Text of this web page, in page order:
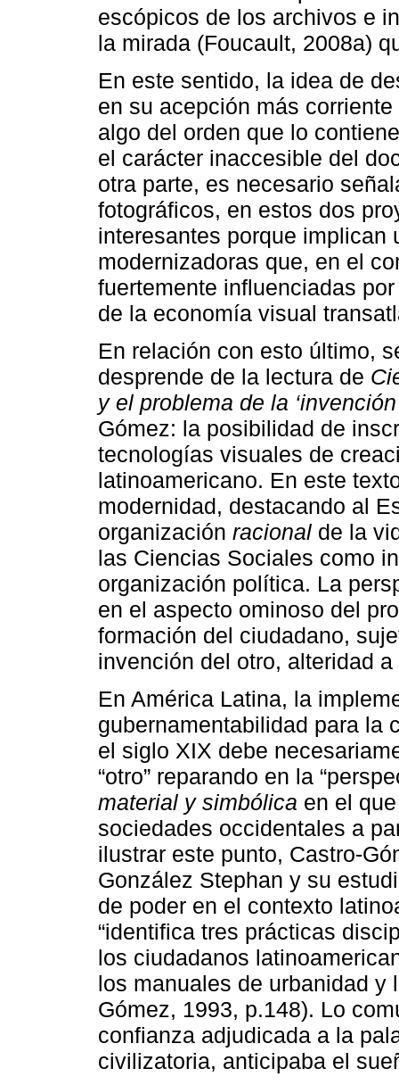
escópicos de los archivos e
la mirada (Foucault, 2008a)
En este sentido, la idea de
en su acepción más
algo del orden que lo
el carácter inaccesible del
otra parte, es necesario
fotográficos, en estos dos
interesantes porque implican
modernizadoras que, en el
fuertemente influenciadas
de la economía visual
En relación con esto último,
desprende de la lectura de
y el problema de la ‘invención
Gómez: la posibilidad de
tecnologías visuales de
latinoamericano. En este
modernidad, destacando al
organización racional de la
las Ciencias Sociales como
organización política. La
en el aspecto ominoso del
formación del ciudadano,
invención del otro, alteridad
En América Latina, la
gubernamentabilidad para la
el siglo XIX debe
“otro” reparando en la
material y simbólica en el
sociedades occidentales a
ilustrar este punto, Castro-
González Stephan y su
de poder en el contexto
“identifica tres prácticas
los ciudadanos
los manuales de urbanidad y
Gómez, 1993, p.148). Lo
confianza adjudicada a la
civilizatoria, anticipaba el